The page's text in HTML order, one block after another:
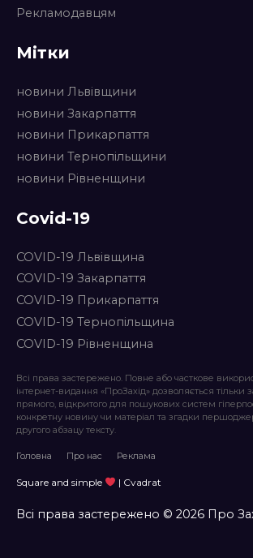
Рекламодавцям
Мітки
новини Львівщини
новини Закарпаття
новини Прикарпаття
новини Тернопільщини
новини Рівненщини
Covid-19
COVID-19 Львівщина
COVID-19 Закарпаття
COVID-19 Прикарпаття
COVID-19 Тернопільщина
COVID-19 Рівненщина
Всі права застережено. Повне або часткове
інтернет-видання «ПроЗахід» дозволяється тільки
прямого, відкритого для пошукових систем
конкретну новину чи матеріал та згадки
другого абзацу тексту.
Головна Про нас Реклама
Square and simple | Cvadrat
Всі права застережено © 2026 Про